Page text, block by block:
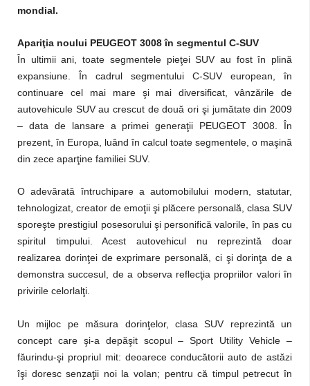
mondial.
Apariţia noului PEUGEOT 3008 în segmentul C-SUV
În ultimii ani, toate segmentele pieţei SUV au fost în plină
expansiune. În cadrul segmentului C-SUV european, în
continuare cel mai mare şi mai diversificat, vânzările de
autovehicule SUV au crescut de două ori şi jumătate din 2009
– data de lansare a primei generaţii PEUGEOT 3008. În
prezent, în Europa, luând în calcul toate segmentele, o maşină
din zece aparţine familiei SUV.
O adevărată întruchipare a automobilului modern, statutar,
tehnologizat, creator de emoţii şi plăcere personală, clasa SUV
sporeşte prestigiul posesorului şi personifică valorile, în pas cu
spiritul timpului. Acest autovehicul nu reprezintă doar
realizarea dorinţei de exprimare personală, ci şi dorinţa de a
demonstra succesul, de a observa reflecţia propriilor valori în
privirile celorlalţi.
Un mijloc pe măsura dorinţelor, clasa SUV reprezintă un
concept care şi-a depăşit scopul – Sport Utility Vehicle –
făurindu-şi propriul mit: deoarece conducătorii auto de astăzi
îşi doresc senzaţii noi la volan; pentru că timpul petrecut în